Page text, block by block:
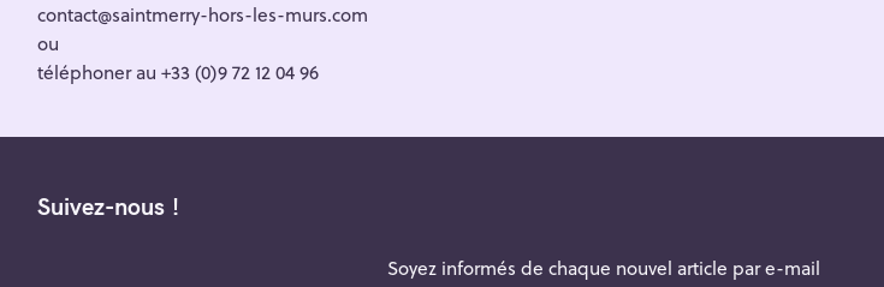
contact@saintmerry-hors-les-murs.com
ou
téléphoner au +33 (0)9 72 12 04 96
Suivez-nous !
Soyez informés de chaque nouvel article par e-mail